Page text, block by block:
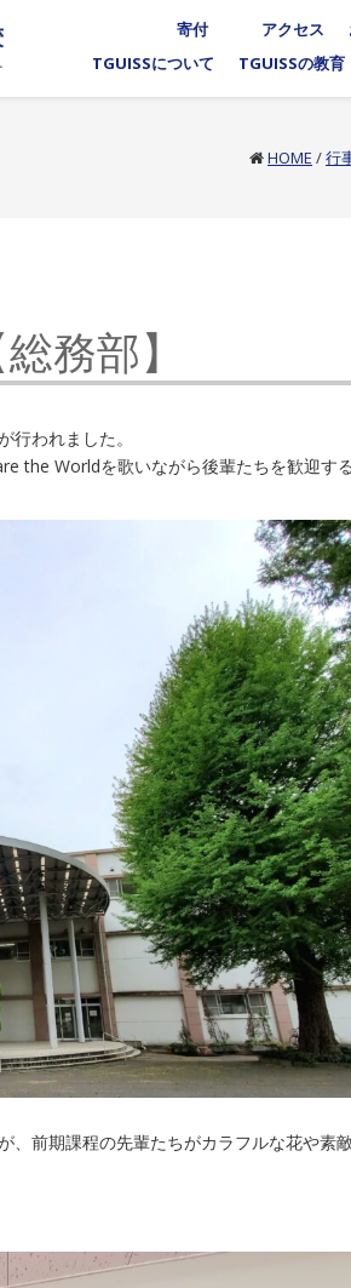
寄付 アクセス
TGUISSについて
TGUISSの教育
HOME /行
務部】
行われました。
the Worldを歌いながら後輩たちを歓迎す
、前期課程の先輩たちがカラフルな花や素